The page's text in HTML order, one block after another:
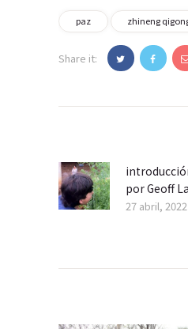
paz zhineng
Share it:
entradasPrevious
post:
por Geoff
27 abril, 2022